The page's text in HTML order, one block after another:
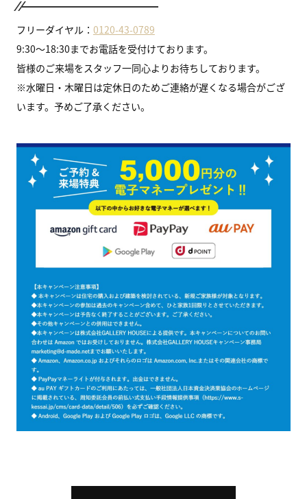
フリーダイヤル： 0120-43-0789
9:30～18:30までお電話を受付けております。
皆様のご来場をスタッフ一同心よりお待ちしております。
※水曜日・木曜日は定休日のためご連絡が遅くなる場合がござ
います。予めご了承ください。